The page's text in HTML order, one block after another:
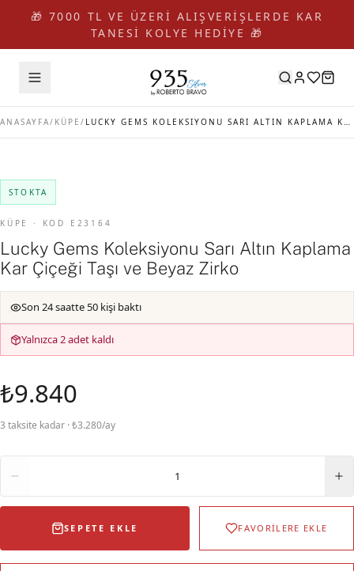
🎁 7000 TL VE ÜZERİ ALIŞVERİŞLERDE KAR
TANESİ KOLYE HEDİYE 🎁
ANASAYFA/ KÜPE / LUCKY GEMS KOLEKSIYONU SARI ALTIN KAPLAMA KAR ÇIÇEĞI TAŞI VE BEYAZ ZIRKO
STOKTA
KÜPE · KOD E23164
Lucky Gems Koleksiyonu Sarı Altın Kaplama
Kar Çiçeği Taşı ve Beyaz Zirko
Son 24 saatte 50 kişi baktı
Yalnızca 2 adet kaldı
₺9.840
3 taksite kadar · ₺3.280/ay
1
SEPETE EKLE FAVORİLERE EKLE